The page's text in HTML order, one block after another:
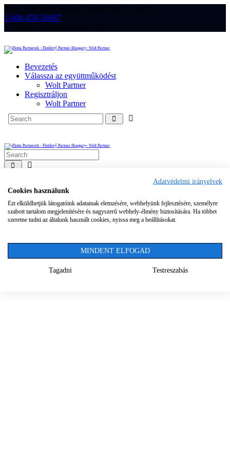
1-800-458-56987
Bevezetés
Válassza az együttműködést
Wolt Partner
Regisztráljon
Wolt Partner
Adatvédelmi irányelvek
Cookies használunk
Ezt elküldhetjük látogatóink adatainak elemzésére, webhelyünk fejlesztésére, személyre
szabott tartalom megjelenítésére és nagyszerű webhely-élmény biztosítására. Ha többet
szeretne tudni az általunk használt cookies, nyissa meg a beállításokat.
MINDENT ELFOGAD
Tagadni Testreszabás